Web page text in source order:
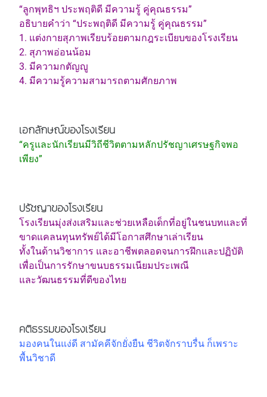
“ลูกพุทธิฯ ประพฤติดี มีความรู้ คู่คุณธรรม”
อธิบายคำว่า “ประพฤติดี มีความรู้ คู่คุณธรรม”
1. แต่งกายสุภาพเรียบร้อยตามกฎระเบียบของโรงเรียน
2. สุภาพอ่อนน้อม
3. มีความกตัญญู
4. มีความรู้ความสามารถตามศักยภาพ
เอกลักษณ์ของโรงเรียน
“ครูและนักเรียนมีวิถีชีวิตตามหลักปรัชญาเศรษฐกิจพอ
เพียง”
ปรัชญาของโรงเรียน
โรงเรียนมุ่งส่งเสริมและช่วยเหลือเด็กที่อยู่ในชนบทและที่
ขาดแคลนทุนทรัพย์ได้มีโอกาสศึกษาเล่าเรียน
ทั้งในด้านวิชาการ และอาชีพตลอดจนการฝึกและปฏิบัติ
เพื่อเป็นการรักษาขนบธรรมเนียมประเพณี
และวัฒนธรรมที่ดีของไทย
คติธรรมของโรงเรียน
มองคนในแง่ดี สามัคคีจักยั่งยืน ชีวิตจักราบรื่น ก็เพราะ
พื้นวิชาดี